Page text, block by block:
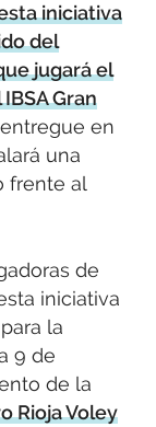
iniciativa
del
jugará el
Gran
en
una
frente al
de
iniciativa
la
9 de
de la
Rioja Voley